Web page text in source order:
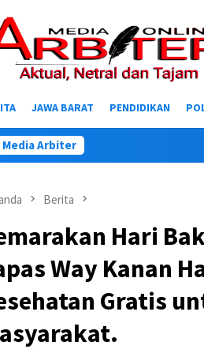
JAWA BARAT PENDIDIKAN
Media Arbiter
Berita
Hari
Way Kanan
Gratis